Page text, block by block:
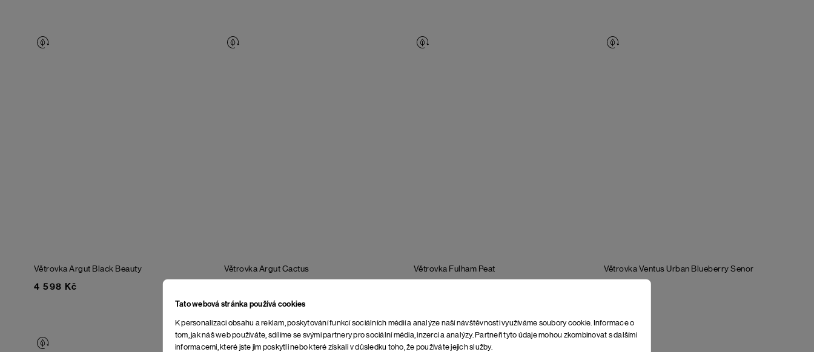
Tato webová stránka používá cookies
K personalizaci obsahu a reklam, poskytování funkcí sociálních médií a analýze naší návštěvnosti využíváme soubory cookie. Informace o
tom, jak náš web používáte, sdílíme se svými partnery pro sociální média, inzerci a analýzy. Partneři tyto údaje mohou zkombinovat s dalšími
informacemi, které jste jim poskytli nebo které získali v důsledku toho, že používáte jejich služby.
Větrovka Argut Black Beauty
4 598 Kč
Větrovka ArgutCactus Větrovka Fulham Peat Větrovka Ventus Urban Blueberry Senor